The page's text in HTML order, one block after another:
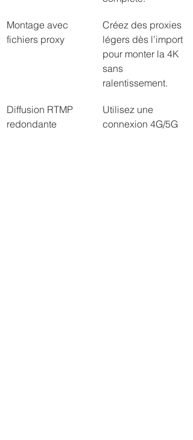
Montage avec
fichiers proxy
Créez des proxies
légers dès l’import
pour monter la 4K
sans
ralentissement.
Diffusion RTMP
redondante
Utilisez une
connexion 4G/5G